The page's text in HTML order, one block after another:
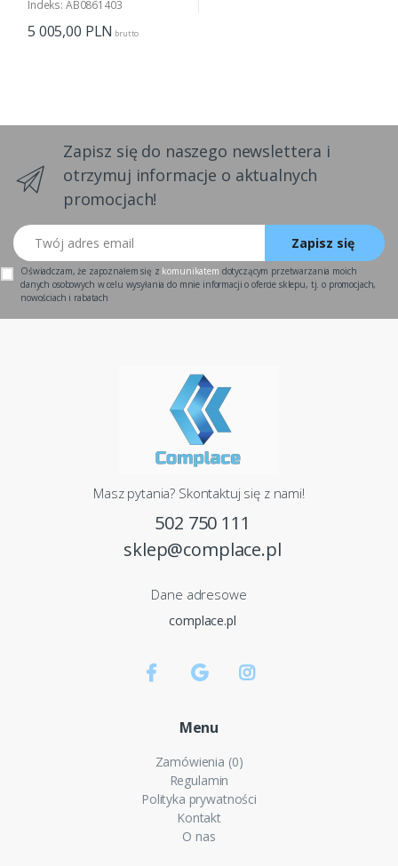
Indeks: AB0861403
5 005,00 PLN brutto
Zapisz się do naszego newslettera i
otrzymuj informacje o aktualnych
promocjach!
Twój adres email
Zapisz się
Oświadczam, że zapoznałem się z komunikatem dotyczącym przetwarzania moich
danych osobowych w celu wysyłania do mnie informacji o ofercie sklepu, tj. o promocjach,
nowościach i rabatach
Masz pytania? Skontaktuj się z nami!
502 750 111
sklep@complace.pl
Dane adresowe
complace.pl
Menu
Zamówienia (0)
Regulamin
Polityka prywatności
Kontakt
O nas